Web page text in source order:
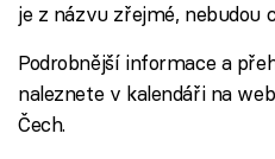
je z názvu zřejmé, nebudou
Podrobnější informace a
naleznete v kalendáři na
Čech.